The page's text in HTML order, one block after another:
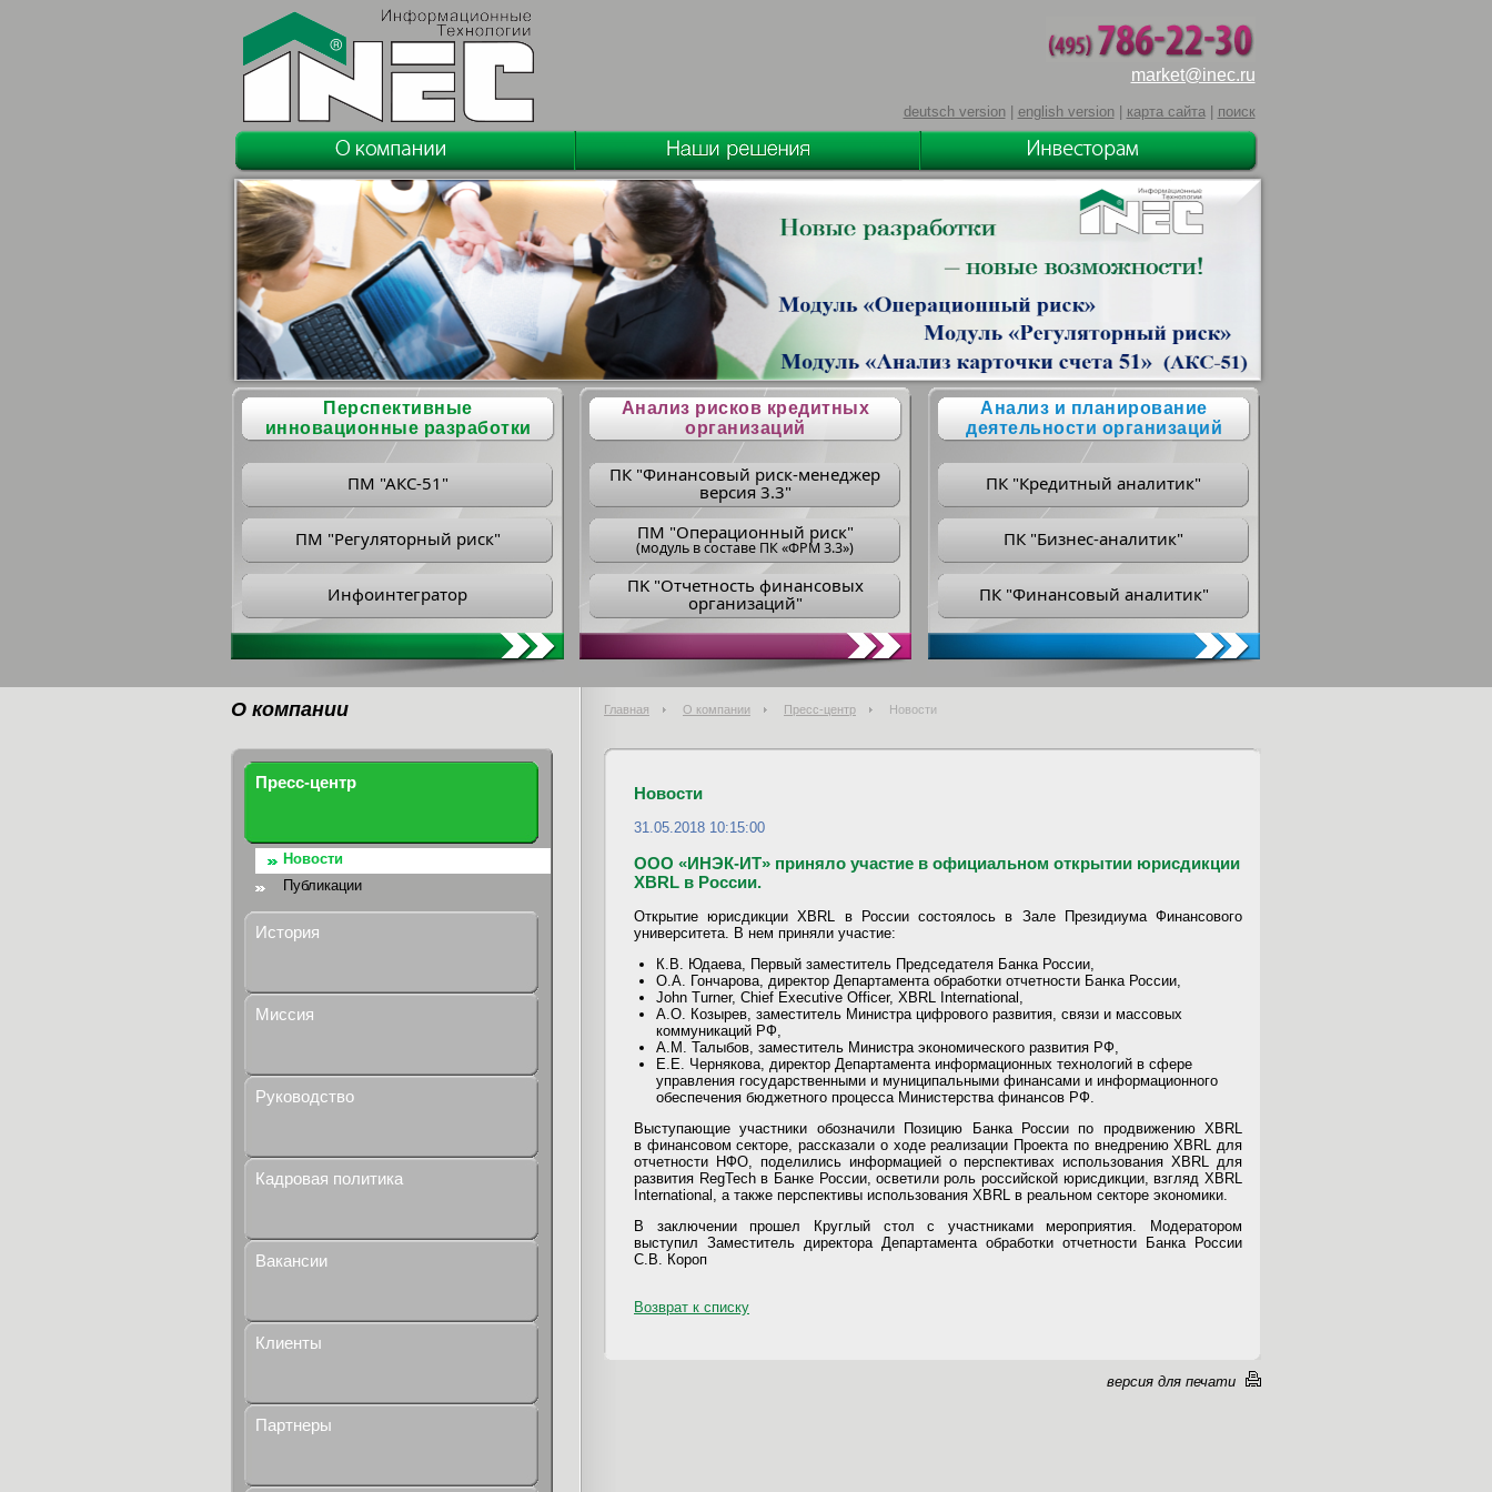
market@inec.ru
deutsch version| english version| карта сайта| поиск
Перспективные
инновационные разработки
ПМ "АКС-51"
ПМ "Регуляторный риск"
Инфоинтегратор
Анализ рисков кредитных
организаций
ПК "Финансовый риск-менеджер
версия 3.3"
ПM "Операционный риск"
(модуль в составе ПК «ФРМ 3.3»)
ПK "Отчетность финансовых
организаций"
Анализ и планирование
деятельности организаций
ПК "Кредитный аналитик"
ПК "Бизнес-аналитик"
ПК "Финансовый аналитик"
О компании Главная О компании Пресс-центр Новости
Пресс-центр
Новости
Публикации
История
Миссия
Руководство
Кадровая политика
Вакансии
Клиенты
Партнеры
Новости
31.05.2018 10:15:00
ООО «ИНЭК-ИТ» принялo участие в официальном открытии юрисдикции
XBRL в России.
Открытие юрисдикции XBRL в России состоялось в Зале Президиума Финансового
университета. В нем приняли участие:
К.В. Юдаева, Первый заместитель Председателя Банка России,
О.А. Гончарова, директор Департамента обработки отчетности Банка России,
John Turner, Chief Executive Officer, XBRL International,
А.О. Козырев, заместитель Министра цифрового развития, связи и массовых
коммуникаций РФ,
А.М. Талыбов, заместитель Министра экономического развития РФ,
Е.Е. Чернякова, директор Департамента информационных технологий в сфере
управления государственными и муниципальными финансами и информационного
обеспечения бюджетного процесса Министерства финансов РФ.
Выступающие участники обозначили Позицию Банка России по продвижению XBRL
в финансовом секторе, рассказали о ходе реализации Проекта по внедрению XBRL для
отчетности НФО, поделились информацией о перспективах использования XBRL для
развития RegTech в Банке России, осветили роль российской юрисдикции, взгляд XBRL
International, а также перспективы использования XBRL в реальном секторе экономики.
В заключении прошел Круглый стол с участниками мероприятия. Модератором
выступил Заместитель директора Департамента обработки отчетности Банка России
С.В. Короп
Возврат к списку
версия для печати